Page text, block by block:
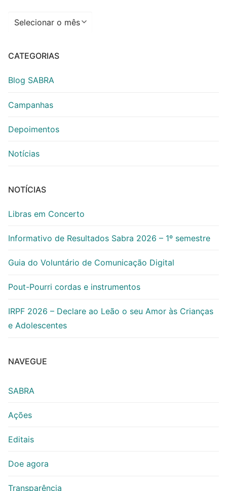
Arquivos
CATEGORIAS
Blog SABRA
Campanhas
Depoimentos
Notícias
NOTÍCIAS
Libras em Concerto
Informativo de Resultados Sabra 2026 – 1º semestre
Guia do Voluntário de Comunicação Digital
Pout-Pourri cordas e instrumentos
IRPF 2026 – Declare ao Leão o seu Amor às Crianças
e Adolescentes
NAVEGUE
SABRA
Ações
Editais
Doe agora
Transparência